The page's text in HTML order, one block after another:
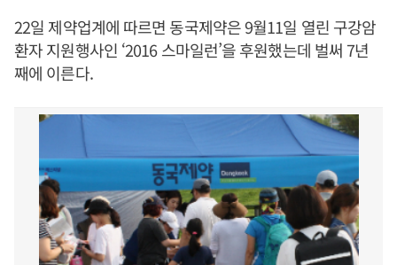
22일 제약업계에 따르면 동국제약은 9월11일 열린 구강암
환자 지원행사인 ‘2016 스마일런’을 후원했는데 벌써 7년
째에 이른다.